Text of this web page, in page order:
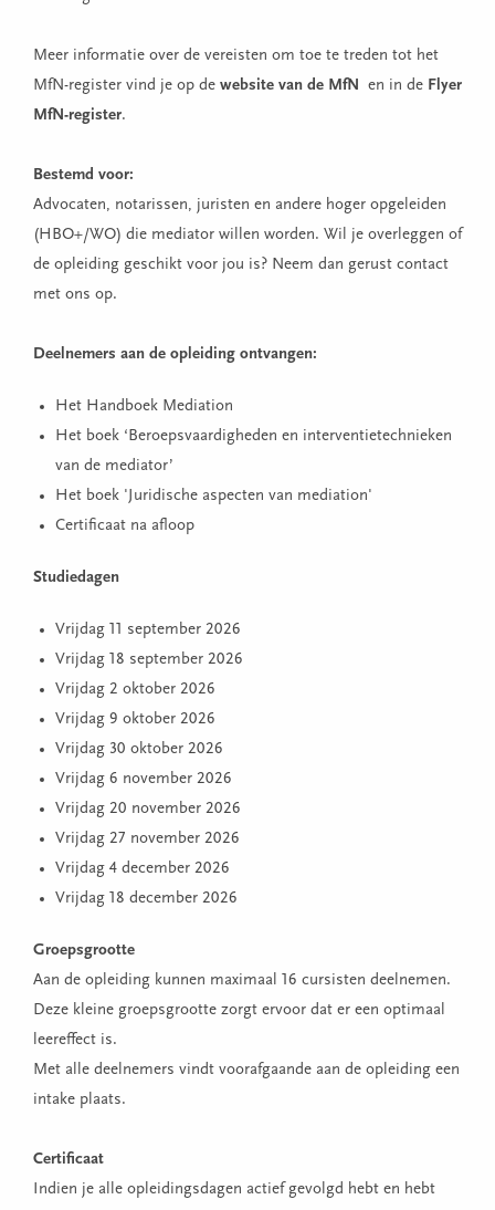
Meer informatie over de vereisten om toe te treden tot het
MfN-register vind je op de website van de MfN en in de Flyer
MfN-register.
Bestemd voor:
Advocaten, notarissen, juristen en andere hoger opgeleiden
(HBO+/WO) die mediator willen worden. Wil je overleggen of
de opleiding geschikt voor jou is? Neem dan gerust contact
met ons op.
Deelnemers aan de opleiding ontvangen:
Het Handboek Mediation
Het boek ‘Beroepsvaardigheden en interventietechnieken
van de mediator’
Het boek 'Juridische aspecten van mediation'
Certificaat na afloop
Studiedagen
Vrijdag 11 september 2026
Vrijdag 18 september 2026
Vrijdag 2 oktober 2026
Vrijdag 9 oktober 2026
Vrijdag 30 oktober 2026
Vrijdag 6 november 2026
Vrijdag 20 november 2026
Vrijdag 27 november 2026
Vrijdag 4 december 2026
Vrijdag 18 december 2026
Groepsgrootte
Aan de opleiding kunnen maximaal 16 cursisten deelnemen.
Deze kleine groepsgrootte zorgt ervoor dat er een optimaal
leereffect is.
Met alle deelnemers vindt voorafgaande aan de opleiding een
intake plaats.
Certificaat
Indien je alle opleidingsdagen actief gevolgd hebt en hebt